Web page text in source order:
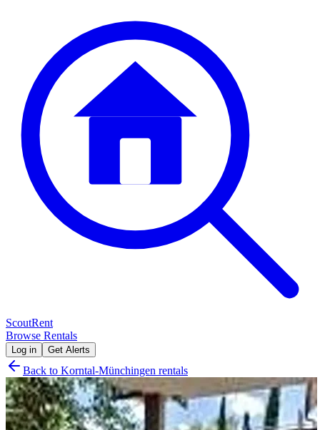
ScoutRent
Browse Rentals
Log in Get Alerts
Back to Korntal-Münchingen rentals